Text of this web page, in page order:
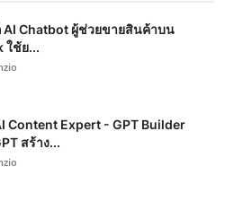
AI Chatbot ผู้ช่วยขายสินค้าบน
ใช้ย...
Content Expert - GPT Builder
สร้าง...